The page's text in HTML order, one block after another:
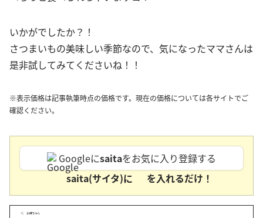
いかがでしたか？！
さつまいもの美味しい季節なので、気になったママさんは
是非試してみてくださいね！！
※表示価格は記事執筆時点の価格です。現在の価格については各サイトでご
確認ください。
Googleにsaitaをお気に入り登録する
saita(サイタ)に
を入れるだけ！